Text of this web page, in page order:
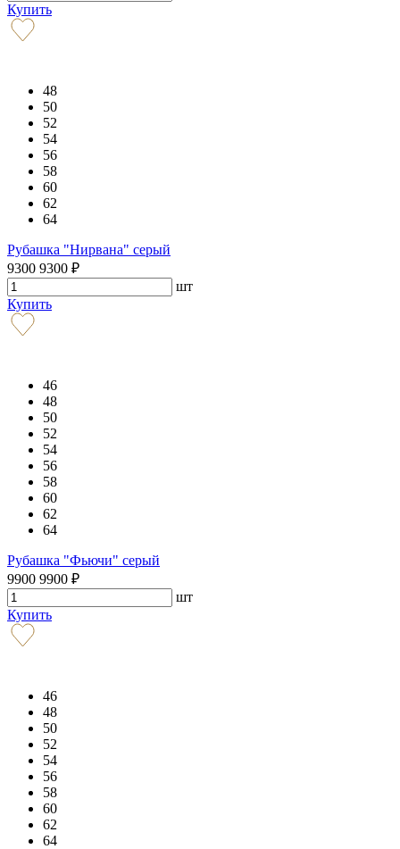
Купить
48
50
52
54
56
58
60
62
64
Рубашка "Нирвана" серый
9300 9300 ₽
шт
Купить
46
48
50
52
54
56
58
60
62
64
Рубашка "Фьючи" серый
9900 9900 ₽
шт
Купить
46
48
50
52
54
56
58
60
62
64